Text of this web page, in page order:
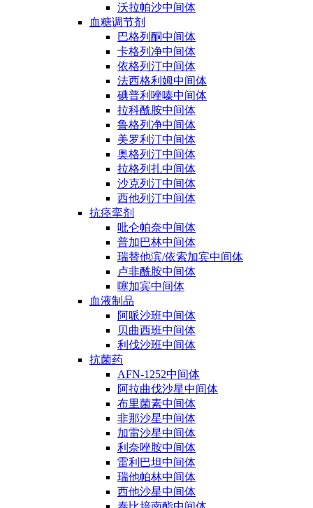
沃拉帕沙中间体
血糖调节剂
巴格列酮中间体
卡格列净中间体
依格列汀中间体
法西格利姆中间体
碘普利唑嗪中间体
拉科酰胺中间体
鲁格列净中间体
美罗利汀中间体
奥格列汀中间体
拉格列扎中间体
沙克列汀中间体
西他列汀中间体
抗痉挛剂
吡仑帕奈中间体
普加巴林中间体
瑞替他滨/依索加宾中间体
卢非酰胺中间体
噻加宾中间体
血液制品
阿哌沙班中间体
贝曲西班中间体
利伐沙班中间体
抗菌药
AFN-1252中间体
阿拉曲伐沙星中间体
布里菌素中间体
非那沙星中间体
加雷沙星中间体
利奈唑胺中间体
雷利巴坦中间体
瑞他帕林中间体
西他沙星中间体